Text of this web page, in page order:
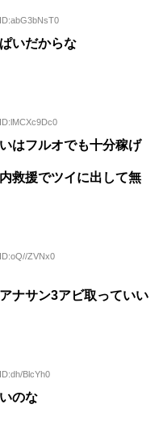
いだからな
はフルオでも十分稼げ
救援でツイに出して無
ZVNx0
ナサン3アビ取っていい
BlcYh0
のな